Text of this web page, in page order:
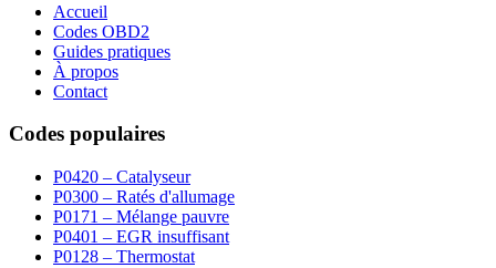
Accueil
Codes OBD2
Guides pratiques
À propos
Contact
Codes populaires
P0420 – Catalyseur
P0300 – Ratés d'allumage
P0171 – Mélange pauvre
P0401 – EGR insuffisant
P0128 – Thermostat